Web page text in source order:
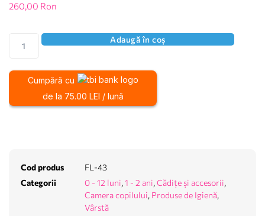
260,00 Ron
Adaugă în coș
Cumpără cu
de la 75.00 LEI / lună
Cod produs
FL-43
Categorii
0 - 12 luni, 1 - 2 ani, Cădițe și accesorii,
Camera copilului, Produse de Igienă,
Vârstă